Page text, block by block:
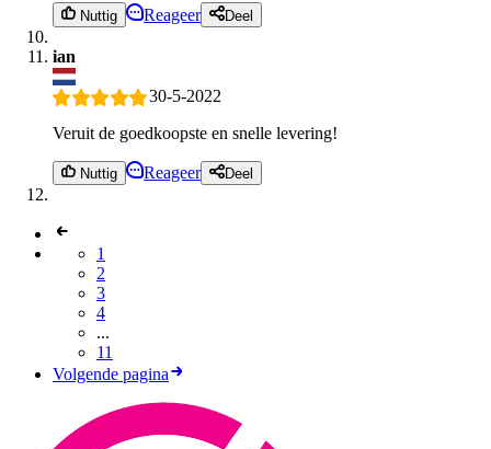
Nuttig Reageer Deel
ian
30-5-2022
Veruit de goedkoopste en snelle levering!
Nuttig Reageer Deel
1
2
3
4
...
11
Volgende pagina